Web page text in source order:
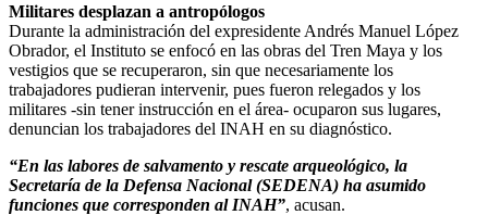
Militares desplazan a antropólogos
Durante la administración del expresidente Andrés Manuel López
Obrador, el Instituto se enfocó en las obras del Tren Maya y los
vestigios que se recuperaron, sin que necesariamente los
trabajadores pudieran intervenir, pues fueron relegados y los
militares -sin tener instrucción en el área- ocuparon sus lugares,
denuncian los trabajadores del INAH en su diagnóstico.
“En las labores de salvamento y rescate arqueológico, la
Secretaría de la Defensa Nacional (SEDENA) ha asumido
funciones que corresponden al INAH”, acusan.